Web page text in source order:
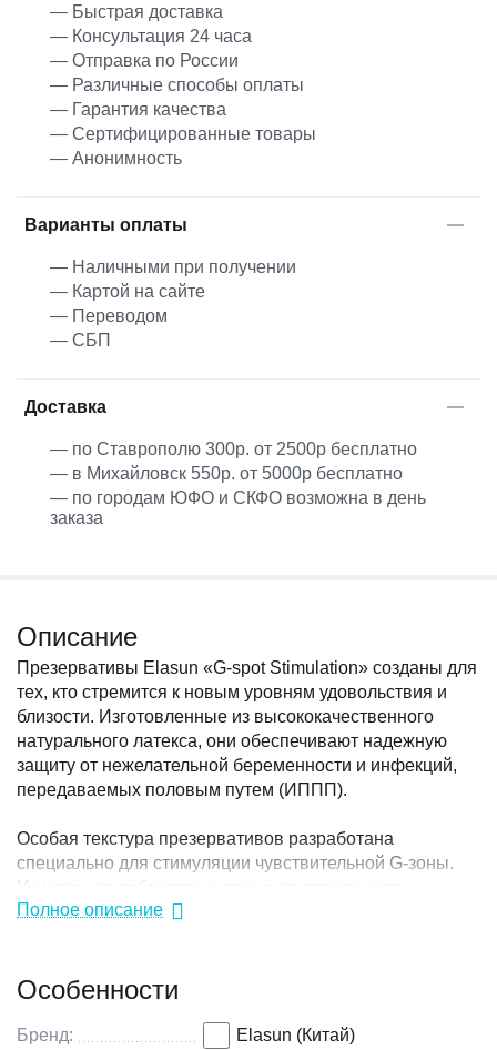
— Быстрая доставка
— Консультация 24 часа
— Отправка по России
— Различные способы оплаты
— Гарантия качества
— Сертифицированные товары
— Анонимность
Варианты оплаты
— Наличными при получении
— Картой на сайте
— Переводом
— СБП
Доставка
— по Ставрополю 300р. от 2500р бесплатно
— в Михайловск 550р. от 5000р бесплатно
— по городам ЮФО и СКФО возможна в день
заказа
Описание
Презервативы Elasun «G-spot Stimulation» созданы для
тех, кто стремится к новым уровням удовольствия и
близости. Изготовленные из высококачественного
натурального латекса, они обеспечивают надежную
защиту от нежелательной беременности и инфекций,
передаваемых половым путем (ИППП).
Особая текстура презервативов разработана
специально для стимуляции чувствительной G-зоны.
Уникальная ребристая и точечная поверхность
усиливает ощущения, делая каждый момент более
количество смазки на водной основе с добавлением
комфорт и гладкость.
Полное описание
Особенности
Бренд: Elasun (Китай)